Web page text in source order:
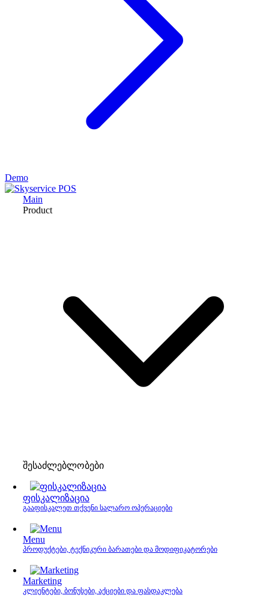
Demo
Main
Product
შესაძლებლობები
ფისკალიზაცია
გააფისკალეთ თქვენი სალარო ოპერაციები
Menu
პროდუქტები, ტექნიკური ბარათები და მოდიფიკატორები
Marketing
კლიენტები, ბონუსები, აქციები და ფასდაკლება